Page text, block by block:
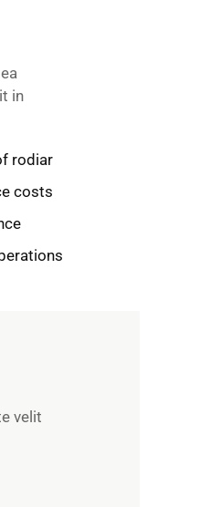
in
rodiar
costs
velit